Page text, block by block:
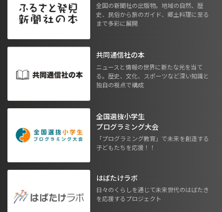
全国の新聞社の出版物。地域の自然、歴
史、民俗から旅のガイド、郷土料理に至る
まで多彩に展開
共同通信社の本
ニュースと情報の世界に新たな光を当て
る。歴史、文化、スポーツなど深い知識と
独自の視点で構成
全国選抜小学生
プログラミング大会
「プログラミング教育」で未来を創造する
子どもたちを応援！！
はばたけラボ
日々のくらしを通じて未来世代のはばたき
を応援するプロジェクト